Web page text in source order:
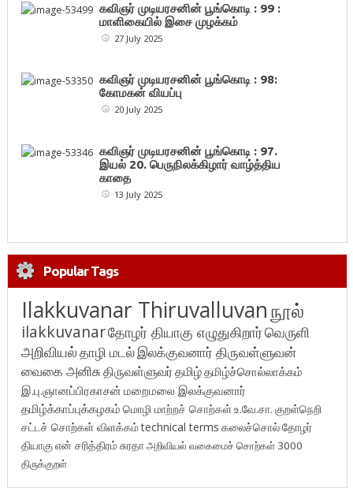
கவிஞர் முடியரசனின் பூங்கொடி : 99 :
மாளிகையில் இசை முழக்கம்
27 July 2025
கவிஞர் முடியரசனின் பூங்கொடி : 98:
கோமகன் வியப்பு
20 July 2025
கவிஞர் முடியரசனின் பூங்கொடி : 97.
இயல் 20. பெருநிலக்கிழார் வாழ்த்திய
காதை
13 July 2025
Popular Tags
Ilakkuvanar Thiruvalluvanநூல்
ilakkuvanarதோழர் தியாகு எழுதுகிறார்வெருளி
அறிவியல்தாழி மடல்இலக்குவனார் திருவள்ளுவன்
வைகை அனிசுதிருவள்ளுவர்தமிழ்தமிழ்ச்சொல்லாக்கம்
இ.பு.ஞானப்பிரகாசன் மறைமலை இலக்குவனார்
தமிழ்க்காப்புக்கழகம் மொழி மாற்றச் சொற்கள்உ.வே.சா. குறள்நெறி
சட்டச் சொற்கள் விளக்கம்technical terms கலைச்சொல்தோழர்
தியாகுஎன் சரித்திரம்சுரதாஅறிவியல் வகைமைச் சொற்கள் 3000
திருக்குறள்